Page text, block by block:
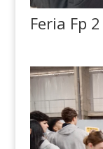
Feria Fp 2